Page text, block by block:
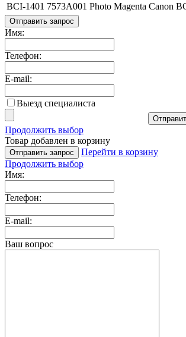
BCI-1401 7573A001 Photo Magenta Canon
Отправить запрос
Имя:
Телефон:
E-mail:
Выезд специалиста
Продолжить выбор
Товар добавлен в корзину
Отправить запрос
Перейти в корзину
Продолжить выбор
Имя:
Телефон:
E-mail:
Ваш вопрос